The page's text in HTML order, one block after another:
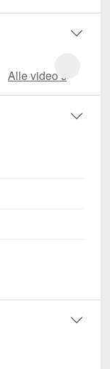
Alle video‘s